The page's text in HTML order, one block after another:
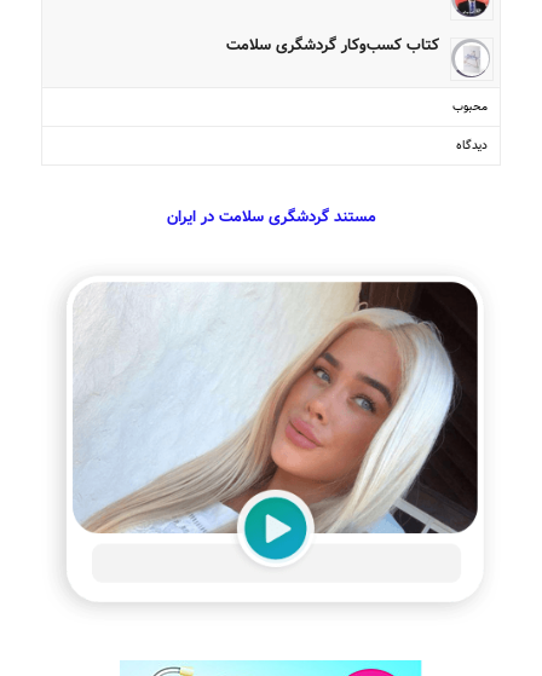
کتاب کسب‌وکار گردشگری سلامت
محبوب
دیدگاه
مستند گردشگری سلامت در ایران